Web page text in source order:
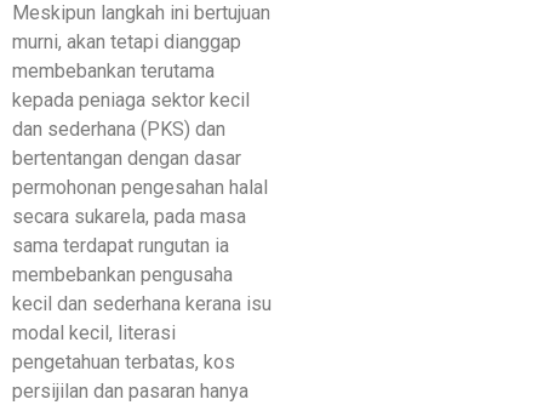
Meskipun langkah ini bertujuan
murni, akan tetapi dianggap
membebankan terutama
kepada peniaga sektor kecil
dan sederhana (PKS) dan
bertentangan dengan dasar
permohonan pengesahan halal
secara sukarela, pada masa
sama terdapat rungutan ia
membebankan pengusaha
kecil dan sederhana kerana isu
modal kecil, literasi
pengetahuan terbatas, kos
persijilan dan pasaran hanya